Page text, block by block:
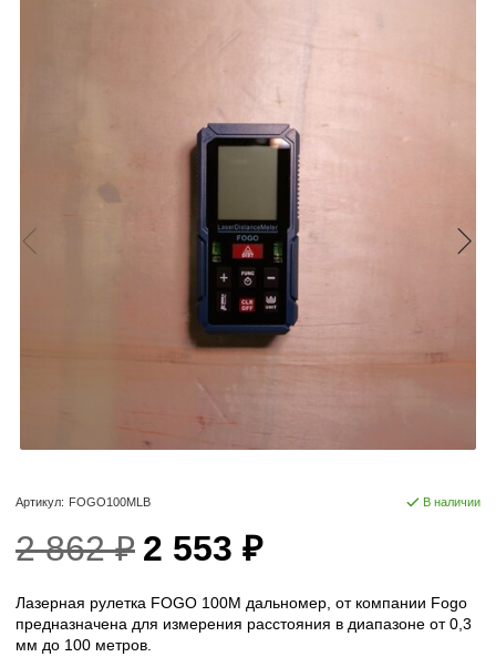
Артикул: FOGO100MLB В наличии
2 862 ₽ 2 553 ₽
Лазерная рулетка FOGO 100M дальномер, от компании Fogo
предназначена для измерения расстояния в диапазоне от 0,3
мм до 100 метров.